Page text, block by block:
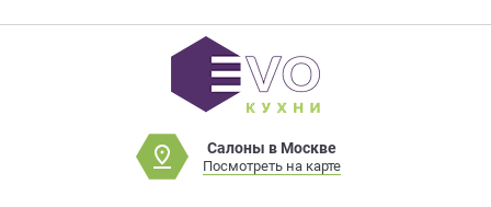
Салоны в Москве
Посмотреть на карте